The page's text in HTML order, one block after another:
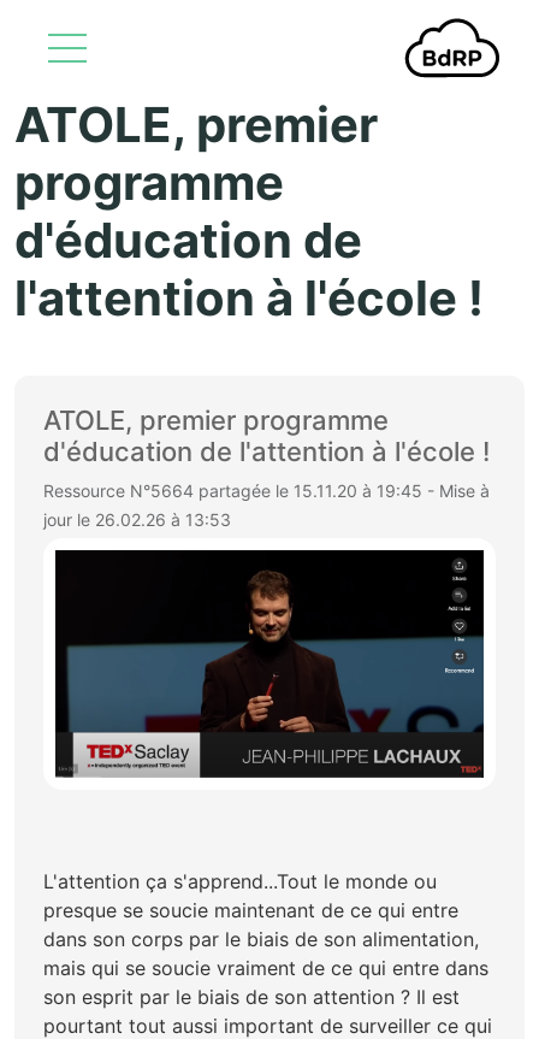
Aller au contenu principal
ATOLE, premier
programme
d'éducation de
l'attention à l'école !
ATOLE, premier programme
d'éducation de l'attention à l'école !
Ressource N°5664 partagée le 15.11.20 à 19:45 - Mise à
jour le 26.02.26 à 13:53
L'attention ça s'apprend...Tout le monde ou
presque se soucie maintenant de ce qui entre
dans son corps par le biais de son alimentation,
mais qui se soucie vraiment de ce qui entre dans
son esprit par le biais de son attention ? Il est
pourtant tout aussi important de surveiller ce qui